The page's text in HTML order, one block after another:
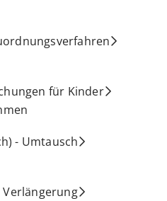
für Kinder
- Umtausch